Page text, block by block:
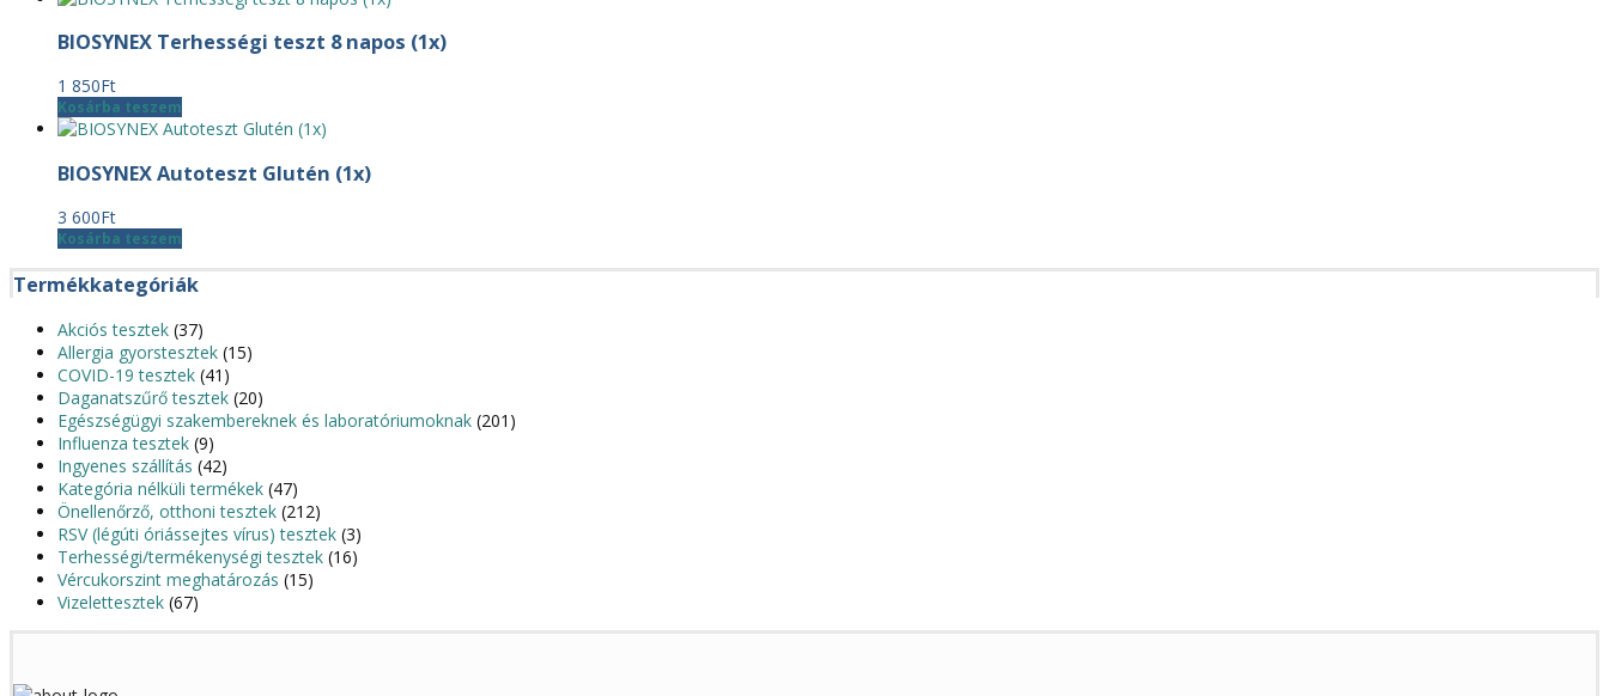
BIOSYNEX Terhességi teszt 8 napos (1x)
1 850Ft
Kosárba teszem
BIOSYNEX Autoteszt Glutén (1x)
3 600Ft
Kosárba teszem
Termékkategóriák
Akciós tesztek (37)
Allergia gyorstesztek (15)
COVID-19 tesztek (41)
Daganatszűrő tesztek (20)
Egészségügyi szakembereknek és laboratóriumoknak (201)
Influenza tesztek (9)
Ingyenes szállítás (42)
Kategória nélküli termékek (47)
Önellenőrző, otthoni tesztek (212)
RSV (légúti óriássejtes vírus) tesztek (3)
Terhességi/termékenységi tesztek (16)
Vércukorszint meghatározás (15)
Vizelettesztek (67)